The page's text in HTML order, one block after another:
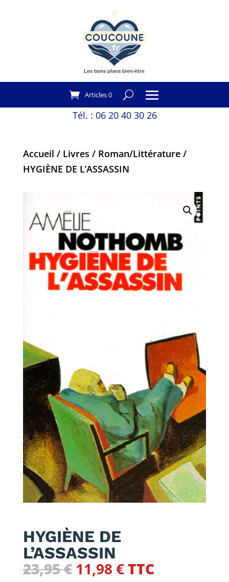
Articles 0
Tél. : 06 20 40 30 26
Accueil / Livres / Roman/Littérature/
HYGIÈNE DE L’ASSASSIN
HYGIÈNE DE
L’ASSASSIN
23,95€ Le
11,98 €Le
TTC